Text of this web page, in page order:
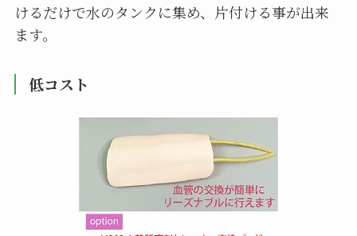
けるだけで水のタンクに集め、片付ける事が出来
ます。
低コスト